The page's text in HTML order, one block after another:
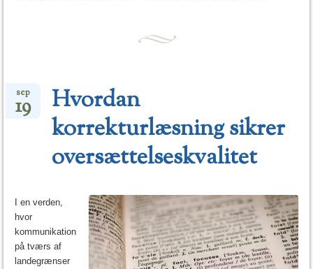
Hvordan
korrekturlæsning sikrer
oversættelseskvalitet
sep
19
I en verden,
hvor
kommunikation
på tværs af
landegrænser